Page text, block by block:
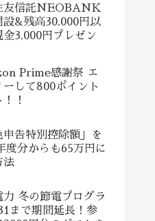
友信託NEOBANK
設&残高30,000円以
金3,000円プレゼン
Prime感謝祭 エ
ーして800ポイント
！
申告特別控除額」を
度分からも65万円に
法
力 冬の節電プログラ
まで期間延長！参